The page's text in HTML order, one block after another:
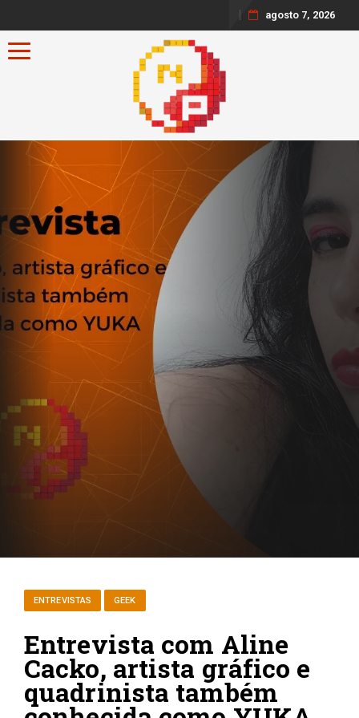
agosto 7, 2026
Toggle navigation
ENTREVISTAS GEEK
Entrevista com Aline
Cacko, artista gráfico e
quadrinista também